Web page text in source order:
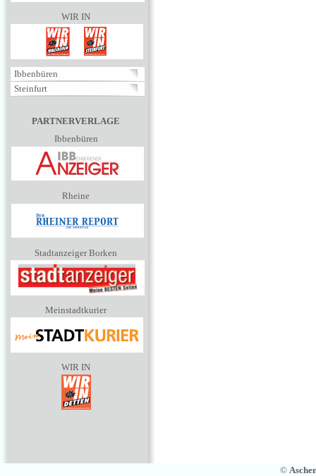
WIR IN
Ibbenbüren
Steinfurt
PARTNERVERLAGE
Ibbenbüren
Rheine
Stadtanzeiger Borken
Meinstadtkurier
WIR IN
©